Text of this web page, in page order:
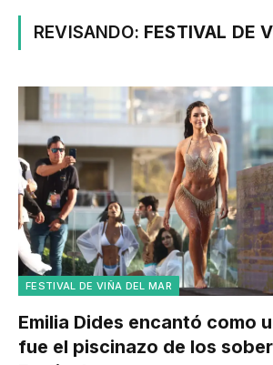
REVISANDO: FESTIVAL DE
FESTIVAL DE VIÑA DEL MAR
Emilia Dides encantó como
fue el piscinazo de los